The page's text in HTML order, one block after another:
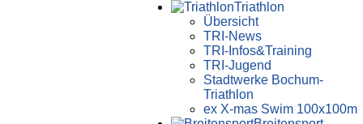
Triathlon
Übersicht
TRI-News
TRI-Infos&Training
TRI-Jugend
Stadtwerke Bochum-
Triathlon
ex X-mas Swim 100x100m